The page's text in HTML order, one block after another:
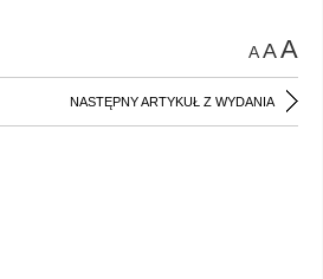
AAA
NASTĘPNY ARTYKUŁ Z WYDANIA